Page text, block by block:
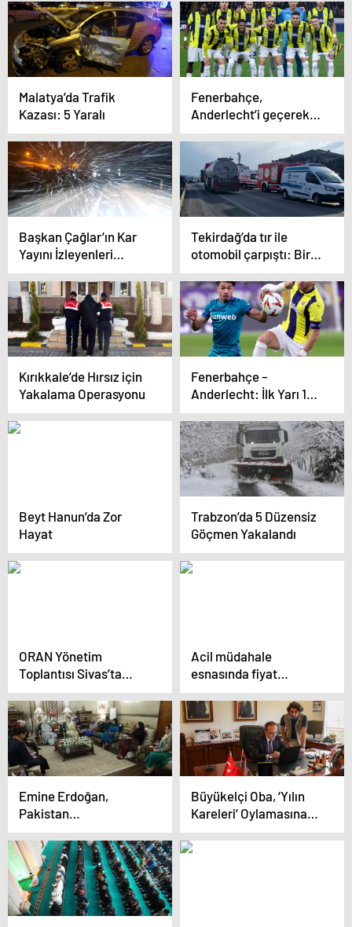
edildi! Salonu terk
ettiler
Malatya’da Trafik
Kazası: 5 Yaralı
Fenerbahçe,
Anderlecht’i geçerek
son 16’ya yükseldi
Başkan Çağlar’ın Kar
Yayını İzleyenleri
Güldürdü
Tekirdağ’da tır ile
otomobil çarpıştı: Bir
kişi hayatını kaybetti
Kırıkkale’de Hırsız için
Yakalama Operasyonu
Fenerbahçe –
Anderlecht: İlk Yarı 1-1
Eşitlik
Beyt Hanun’da Zor
Hayat
Trabzon’da 5 Düzensiz
Göçmen Yakalandı
ORAN Yönetim
Toplantısı Sivas’ta
Yapıldı
Acil müdahale
esnasında fiyat
pazarlığı yapan
hastanenin biriminin
faaliyetleri durduruldu
Emine Erdoğan,
Pakistan
Cumhurbaşkanı
Zerdari’nin kızı ile
görüştü
Büyükelçi Oba, ‘Yılın
Kareleri’ Oylamasına
Katıldı